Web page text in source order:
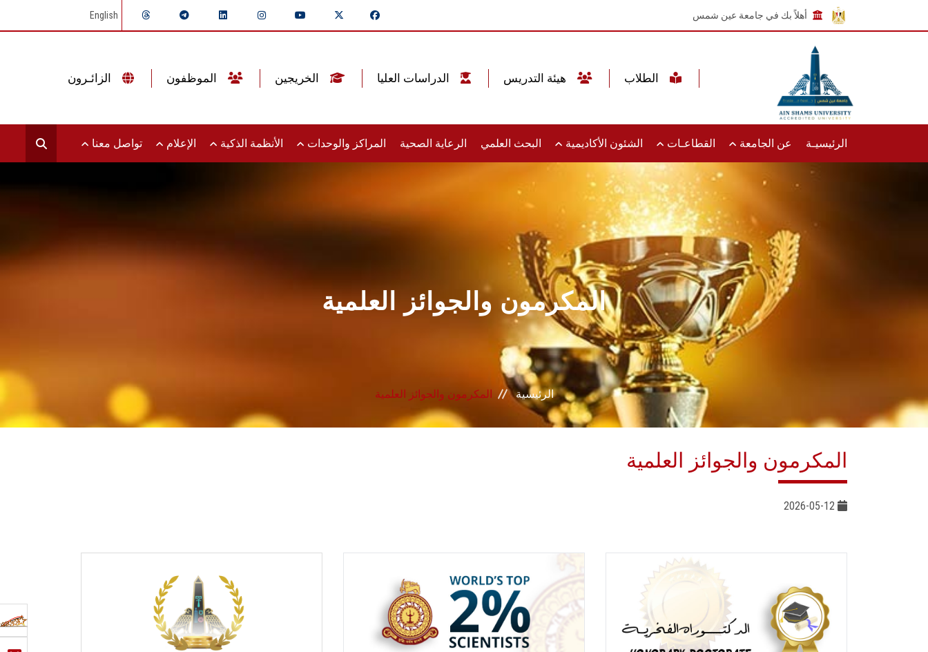
أهلاً بك في جامعة عين شمس English
الرئيسيـة عن الجامعة القطاعـات الشئون الأكاديمية البحث العلمي الرعاية الصحية المراكز والوحدات الأنظمة الذكية الإعلام تواصل معنا
المكرمون والجوائز العلمية
الرئيسية المكرمون والجوائز العلمية
المكرمون والجوائز العلمية